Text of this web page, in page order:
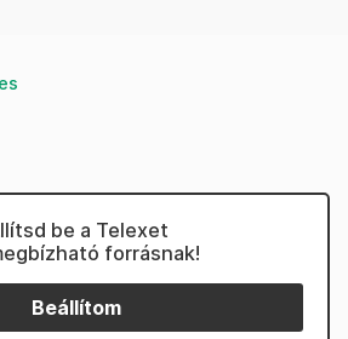
be a Telexet
forrásnak!
Beállítom